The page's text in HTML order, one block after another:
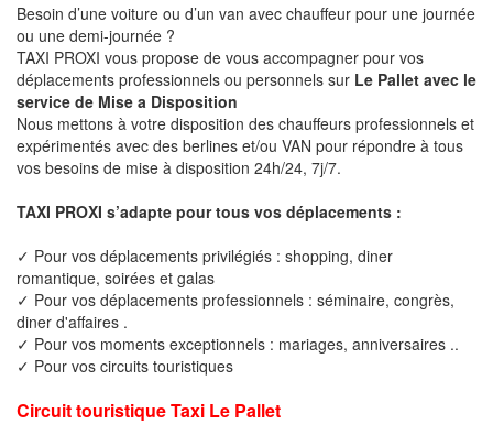
Besoin d’une voiture ou d’un van avec chauffeur pour une journée
ou une demi-journée ?
TAXI PROXI vous propose de vous accompagner pour vos
déplacements professionnels ou personnels sur Le Pallet avec le
service de Mise a Disposition
Nous mettons à votre disposition des chauffeurs professionnels et
expérimentés avec des berlines et/ou VAN pour répondre à tous
vos besoins de mise à disposition 24h/24, 7j/7.
TAXI PROXI s’adapte pour tous vos déplacements :
✓ Pour vos déplacements privilégiés : shopping, diner
romantique, soirées et galas
✓ Pour vos déplacements professionnels : séminaire, congrès,
diner d'affaires .
✓ Pour vos moments exceptionnels : mariages, anniversaires ..
✓ Pour vos circuits touristiques
Circuit touristique Taxi Le Pallet